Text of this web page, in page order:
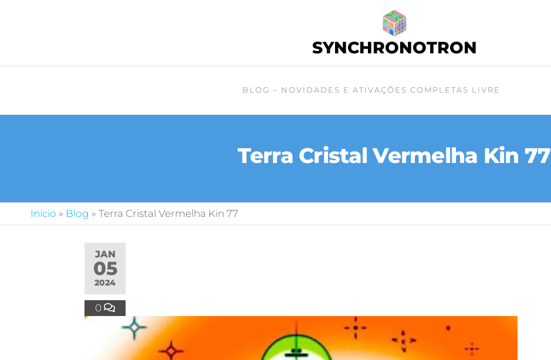
SYNCHRONOTRON
BLOG – NOVIDADES E ATIVAÇÕES COMPLETAS LIVRE
Terra Cristal Vermelha Kin 77
Início » Blog » Terra Cristal Vermelha Kin 77
JAN
05
2024
0